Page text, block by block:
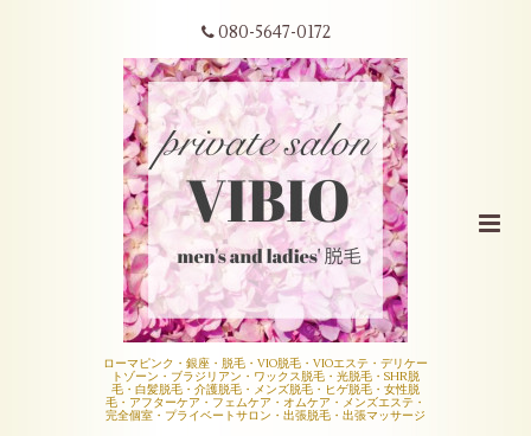
080-5647-0172
ローマピンク・銀座・脱毛・VIO脱毛・VIOエステ・デリケー
トゾーン・ブラジリアン・ワックス脱毛・光脱毛・SHR脱
毛・白髪脱毛・介護脱毛・メンズ脱毛・ヒゲ脱毛・女性脱
毛・アフターケア・フェムケア・オムケア・メンズエステ・
完全個室・プライベートサロン・出張脱毛・出張マッサージ